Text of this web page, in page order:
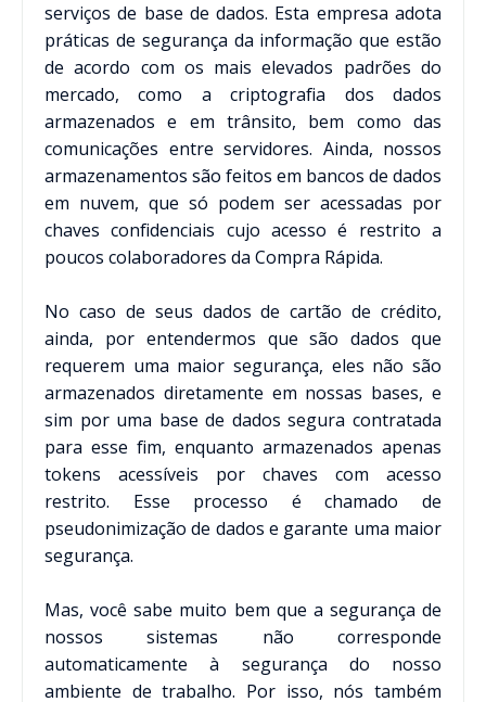
serviços de base de dados. Esta empresa adota
práticas de segurança da informação que estão
de acordo com os mais elevados padrões do
mercado, como a criptografia dos dados
armazenados e em trânsito, bem como das
comunicações entre servidores. Ainda, nossos
armazenamentos são feitos em bancos de dados
em nuvem, que só podem ser acessadas por
chaves confidenciais cujo acesso é restrito a
poucos colaboradores da Compra Rápida.
No caso de seus dados de cartão de crédito,
ainda, por entendermos que são dados que
requerem uma maior segurança, eles não são
armazenados diretamente em nossas bases, e
sim por uma base de dados segura contratada
para esse fim, enquanto armazenados apenas
tokens acessíveis por chaves com acesso
restrito. Esse processo é chamado de
pseudonimização de dados e garante uma maior
segurança.
Mas, você sabe muito bem que a segurança de
nossos sistemas não corresponde
automaticamente à segurança do nosso
ambiente de trabalho. Por isso, nós também